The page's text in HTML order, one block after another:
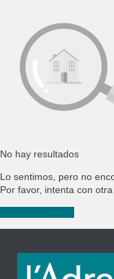
No hay resultados
Lo sentimos, pero no
Por favor, intenta con otra